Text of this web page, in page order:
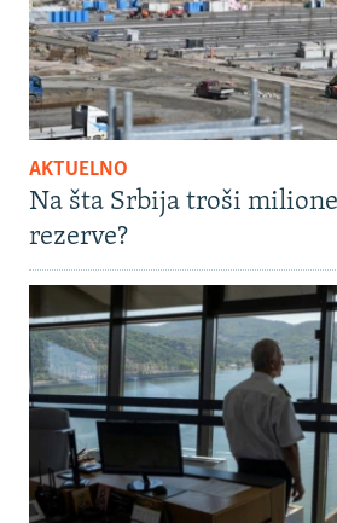
AKTUELNO
Na šta Srbija troši
rezerve?